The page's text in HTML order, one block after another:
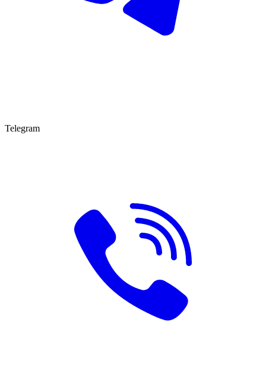
Telegram